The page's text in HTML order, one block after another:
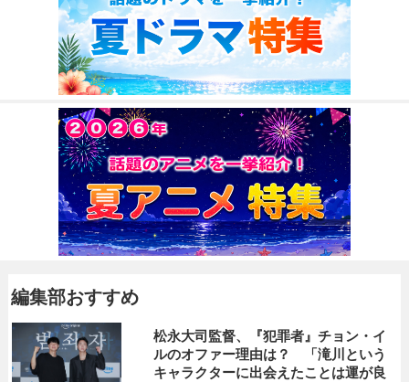
編集部おすすめ
松永大司監督、『犯罪者』チョン・イ
ルのオファー理由は？ 「滝川という
キャラクターに出会えたことは運が良